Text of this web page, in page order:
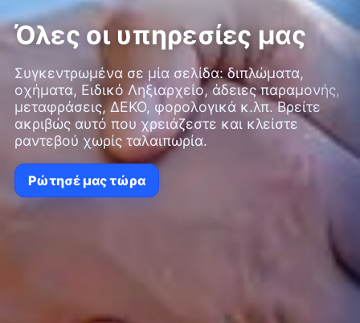
Όλες οι υπηρεσίες μας
Συγκεντρωμένα σε μία σελίδα: διπλώματα,
οχήματα, Ειδικό Ληξιαρχείο, άδειες παραμονής,
μεταφράσεις, ΔΕΚΟ, φορολογικά κ.λπ. Βρείτε
ακριβώς αυτό που χρειάζεστε και κλείστε
ραντεβού χωρίς ταλαιπωρία.
Ρώτησέ μας τώρα